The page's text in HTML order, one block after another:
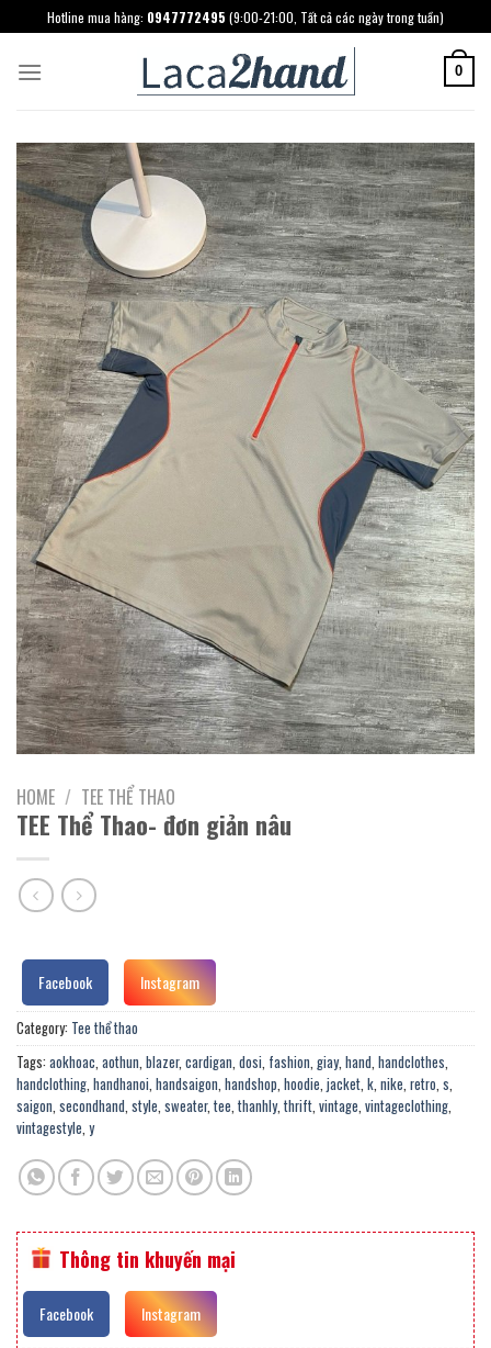
to
content
Hotline mua hàng: 0947772495 (9:00-21:00, Tất cả các ngày trong tuần)
0
HOME / TEE THỂ THAO
TEE Thể Thao- đơn giản nâu
Facebook Instagram
Category: Tee thể thao
Tags: aokhoac aothun blazer, cardigan dosi fashion giay, hand handclothes
handclothing handhanoi handsaigon handshop hoodie jacket k nike retro s
saigon secondhand style sweater, tee thanhly, thrift vintage vintageclothing
vintagestyle y
Thông tin khuyến mại
Facebook Instagram